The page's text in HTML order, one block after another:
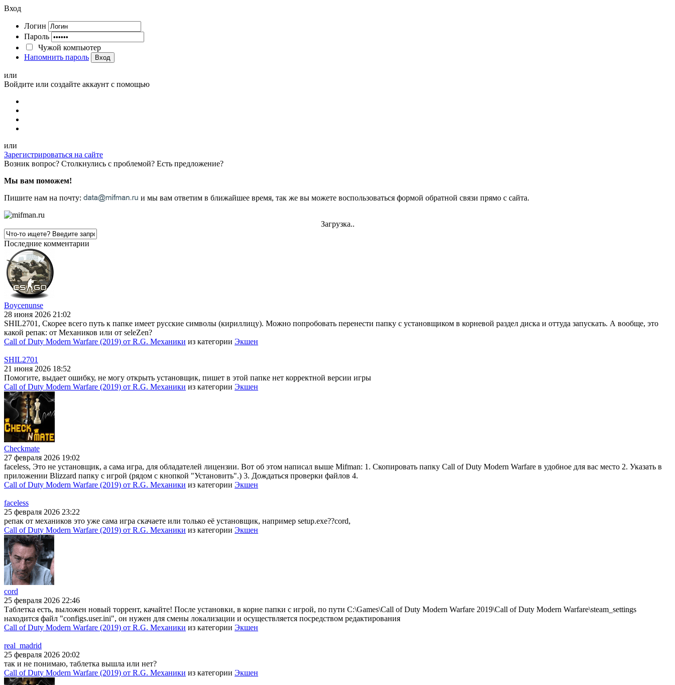
Вход
Логин
Пароль
Чужой компьютер
Напомнить пароль
Вход
или
Войдите или создайте аккаунт с помощью
или
Зарегистрироваться на сайте
Возник вопрос? Столкнулись с проблемой? Есть предложение?
Мы вам поможем!
Пишите нам на почту:
и мы вам ответим в ближайшее время, так же вы можете воспользоваться формой обратной связи прямо с сайта.
Загрузка..
Последние комментарии
Boycenunse
28 июня 2026 21:02
SHIL2701, Скорее всего путь к папке имеет русские символы (кириллицу). Можно попробовать перенести папку с установщиком в корневой раздел диска и оттуда запускать. А вообще, это
какой репак: от Механиков или от seleZen?
Call of Duty Modern Warfare (2019) от R.G. Механики из категории Экшен
SHIL2701
21 июня 2026 18:52
Помогите, выдает ошибку, не могу открыть установщик, пишет в этой папке нет корректной версии игры
Call of Duty Modern Warfare (2019) от R.G. Механики из категории Экшен
Checkmate
27 февраля 2026 19:02
faceless, Это не установщик, а сама игра, для обладателей лицензии. Вот об этом написал выше Mifman: 1. Скопировать папку Call of Duty Modern Warfare в удобное для вас место 2. Указать в
приложении Blizzard папку с игрой (рядом с кнопкой "Установить".) 3. Дождаться проверки файлов 4.
Call of Duty Modern Warfare (2019) от R.G. Механики из категории Экшен
faceless
25 февраля 2026 23:22
репак от механиков это уже сама игра скачаете или только её установщик, например setup.exe??cord,
Call of Duty Modern Warfare (2019) от R.G. Механики из категории Экшен
cord
25 февраля 2026 22:46
Таблетка есть, выложен новый торрент, качайте! После установки, в корне папки с игрой, по пути C:\Games\Call of Duty Modern Warfare 2019\Call of Duty Modern Warfare\steam_settings
находится файл "configs.user.ini", он нужен для смены локализации и осуществляется посредством редактирования
Call of Duty Modern Warfare (2019) от R.G. Механики из категории Экшен
real_madrid
25 февраля 2026 20:02
так и не понимаю, таблетка вышла или нет?
Call of Duty Modern Warfare (2019) от R.G. Механики из категории Экшен